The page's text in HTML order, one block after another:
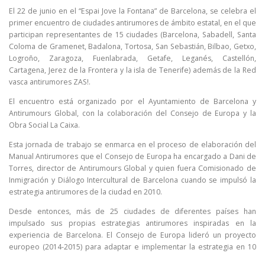
RECURSOS PUNTO DE ACOGIDA
El 22 de junio en el “Espai Jove la Fontana” de Barcelona, se celebra el
primer encuentro de ciudades antirumores de ámbito estatal, en el que
participan representantes de 15 ciudades (Barcelona, Sabadell, Santa
Coloma de Gramenet, Badalona, Tortosa, San Sebastián, Bilbao, Getxo,
Logroño, Zaragoza, Fuenlabrada, Getafe, Leganés, Castellón,
Cartagena, Jerez de la Frontera y la isla de Tenerife) además de la Red
vasca antirumores ZAS!.
El encuentro está organizado por el Ayuntamiento de Barcelona y
Antirumours Global, con la colaboración del Consejo de Europa y la
Obra Social La Caixa.
Esta jornada de trabajo se enmarca en el proceso de elaboración del
Manual Antirumores que el Consejo de Europa ha encargado a Dani de
Torres, director de Antirumours Global y quien fuera Comisionado de
Inmigración y Diálogo Intercultural de Barcelona cuando se impulsó la
estrategia antirumores de la ciudad en 2010.
Desde entonces, más de 25 ciudades de diferentes países han
impulsado sus propias estrategias antirumores inspiradas en la
experiencia de Barcelona. El Consejo de Europa lideró un proyecto
europeo (2014-2015) para adaptar e implementar la estrategia en 10